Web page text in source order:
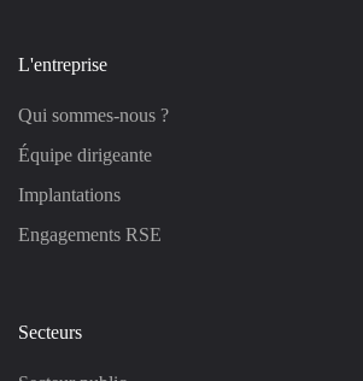
L'entreprise
Qui sommes-nous ?
Équipe dirigeante
Implantations
Engagements RSE
Secteurs